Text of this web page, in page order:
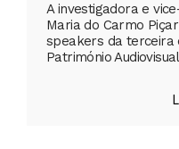
A investigadora e
Maria do Carmo
speakers da terceira
Património